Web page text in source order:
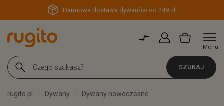
Darmowa dostawa dywanów od 249 zł
Menu
SZUKAJ
rugito.pl Dywany Dywany nowoczesne